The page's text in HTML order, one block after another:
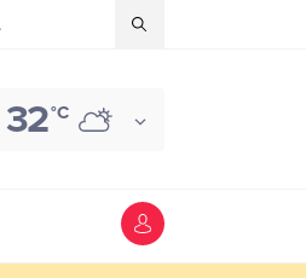
32°C